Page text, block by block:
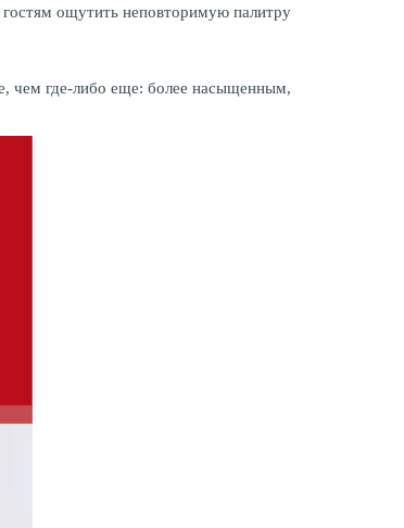
ощутить неповторимую палитру
чем где-либо еще: более насыщенным,